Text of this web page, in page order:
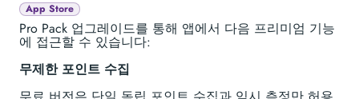
App Store
Pro Pack 업그레이드를 통해 앱에서 다음 프리미엄 기능
에 접근할 수 있습니다:
무제한 포인트 수집